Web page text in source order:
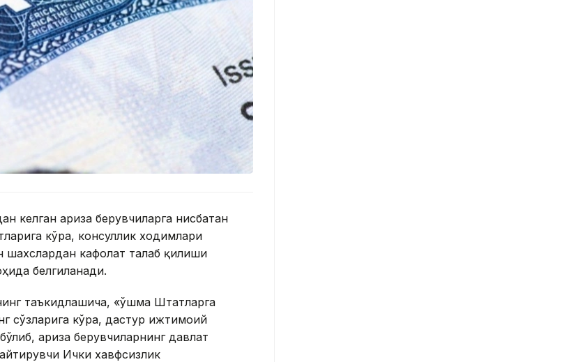
келган ариза берувчиларга нисбатан
кўра, консуллик ходимлари
кафолат талаб қилиши
белгиланади.
таъкидлашича, «Қўшма Штатларга
сўзларига кўра, дастур ижтимоий
ариза берувчиларнинг давлат
Ички хавфсизлик